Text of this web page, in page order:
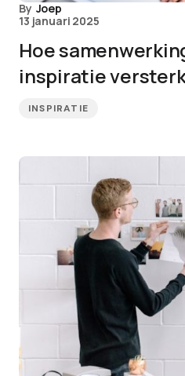
By Joep
13 januari 2025
Hoe
inspiratie
INSPIRATIE